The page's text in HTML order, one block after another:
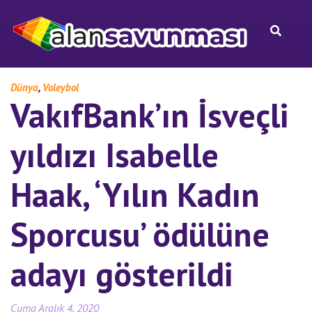
Dünya, Voleybol
VakıfBank’ın İsveçli
yıldızı Isabelle
Haak, ‘Yılın Kadın
Sporcusu’ ödülüne
adayı gösterildi
Cuma Aralık 4, 2020